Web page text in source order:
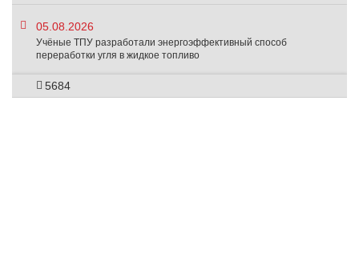
05.08.2026
Учёные ТПУ разработали энергоэффективный способ
переработки угля в жидкое топливо
5684